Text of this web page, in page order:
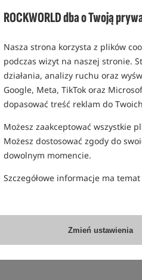
ROCKWORLD dba o Twoją
Nasza strona korzysta z plików
podczas wizyt na naszej stronie.
działania, analizy ruchu oraz
Google, Meta, TikTok oraz
dopasować treść reklam do
Możesz zaakceptować wszystkie
Możesz dostosować zgody do
dowolnym momencie.
Szczegółowe informacje ma
Zmień ustawienia